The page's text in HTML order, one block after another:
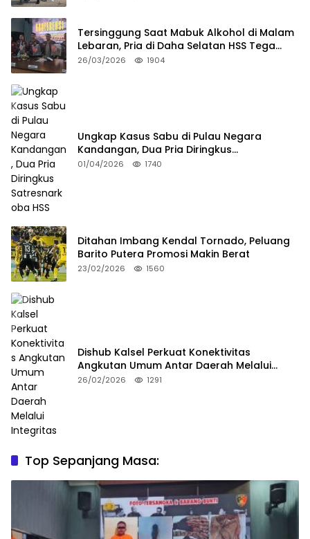
Tersinggung Saat Mabuk Alkohol di Malam
Lebaran, Pria di Daha Selatan HSS Tega
Tusuk Teman Sendiri
26/03/2026 1904
Ungkap Kasus Sabu di Pulau Negara
Kandangan, Dua Pria Diringkus
Satresnarkoba HSS
01/04/2026 1740
Ditahan Imbang Kendal Tornado, Peluang
Barito Putera Promosi Makin Berat
23/02/2026 1560
Dishub Kalsel Perkuat Konektivitas
Angkutan Umum Antar Daerah Melalui
Integritas
26/02/2026 1291
Top Sepanjang Masa: